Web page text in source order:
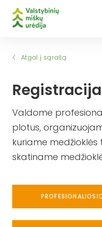
Atgal į sąrašą
Valdome
plotus,
kuriame medžioklės
skatiname